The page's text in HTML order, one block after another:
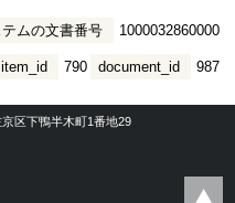
ムの文書番号 1000032860000
document_id 987
item_id 790
区下鴨半木町1番地29